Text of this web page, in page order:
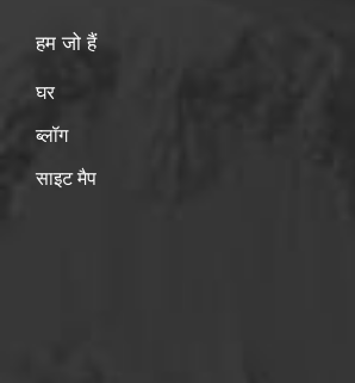
हम जो हैं
घर
ब्लॉग
साइट मैप